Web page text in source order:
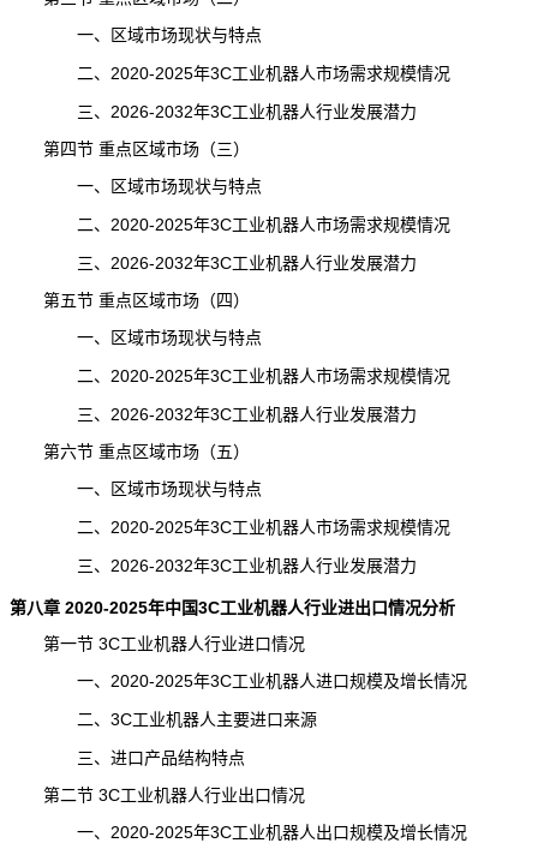
一、区域市场现状与特点
二、2020-2025年3C工业机器人市场需求规模情况
三、2026-2032年3C工业机器人行业发展潜力
第四节 重点区域市场（三）
一、区域市场现状与特点
二、2020-2025年3C工业机器人市场需求规模情况
三、2026-2032年3C工业机器人行业发展潜力
第五节 重点区域市场（四）
一、区域市场现状与特点
二、2020-2025年3C工业机器人市场需求规模情况
三、2026-2032年3C工业机器人行业发展潜力
第六节 重点区域市场（五）
一、区域市场现状与特点
二、2020-2025年3C工业机器人市场需求规模情况
三、2026-2032年3C工业机器人行业发展潜力
第八章 2020-2025年中国3C工业机器人行业进出口情况分析
第一节 3C工业机器人行业进口情况
一、2020-2025年3C工业机器人进口规模及增长情况
二、3C工业机器人主要进口来源
三、进口产品结构特点
第二节 3C工业机器人行业出口情况
一、2020-2025年3C工业机器人出口规模及增长情况